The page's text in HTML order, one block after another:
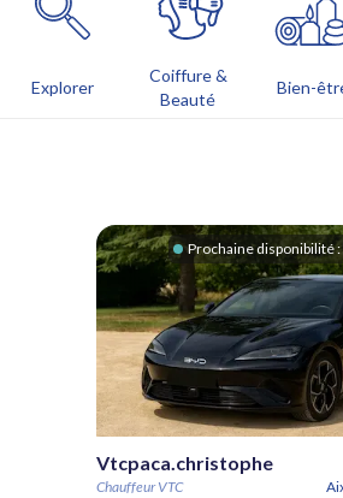
Explorer
Coiffure &
Beauté
Bien-
Prochaine disponibilité :
Vtcpaca.christophe
Chauffeur VTC